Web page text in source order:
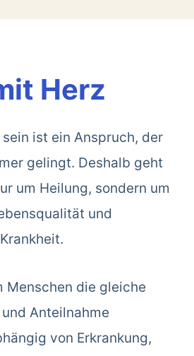
Herz
ist ein Anspruch, der
gelingt. Deshalb geht
um Heilung, sondern um
und
Menschen die gleiche
Anteilnahme
von Erkrankung,